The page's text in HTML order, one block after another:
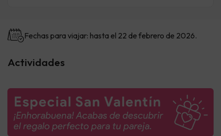
Fechas para viajar: hasta el 22 de febrero de 2026.
Actividades